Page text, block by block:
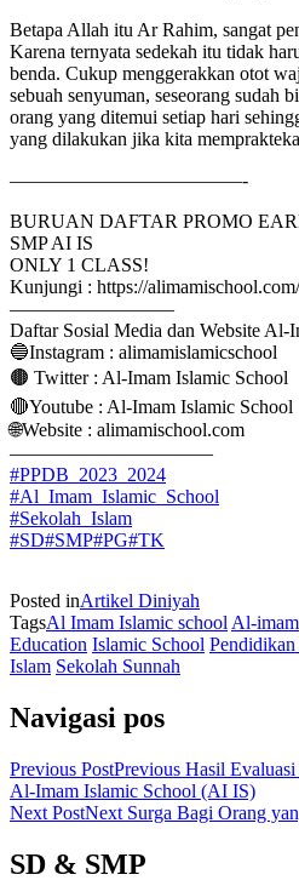
Betapa Allah itu Ar Rahim, sangat
Karena ternyata sedekah itu tidak
benda. Cukup menggerakkan otot
sebuah senyuman, seseorang sudah
orang yang ditemui setiap hari
yang dilakukan jika kita
————————————-
BURUAN DAFTAR PROMO
SMP AI IS
ONLY 1 CLASS!
Kunjungi : https://
————————–
Daftar Sosial Media dan Website Al-
🔵Instagram : alimamislamicschool
🟤 Twitter : Al-Imam Islamic School
🔴Youtube : Al-Imam Islamic School
🌐Website : alimamischool.com
——————————–
#PPDB_2023_2024
#Al_Imam_Islamic_School
#Sekolah_Islam
#SD#SMP#PG#TK
Posted inArtikel Diniyah
TagsAl Imam Islamic school Al-imam
Education Islamic School Pendidikan
Islam Sekolah Sunnah
Navigasi pos
Previous PostPrevious Hasil
Al-Imam Islamic School (AI IS)
Next PostNext Surga Bagi Orang
SD & SMP